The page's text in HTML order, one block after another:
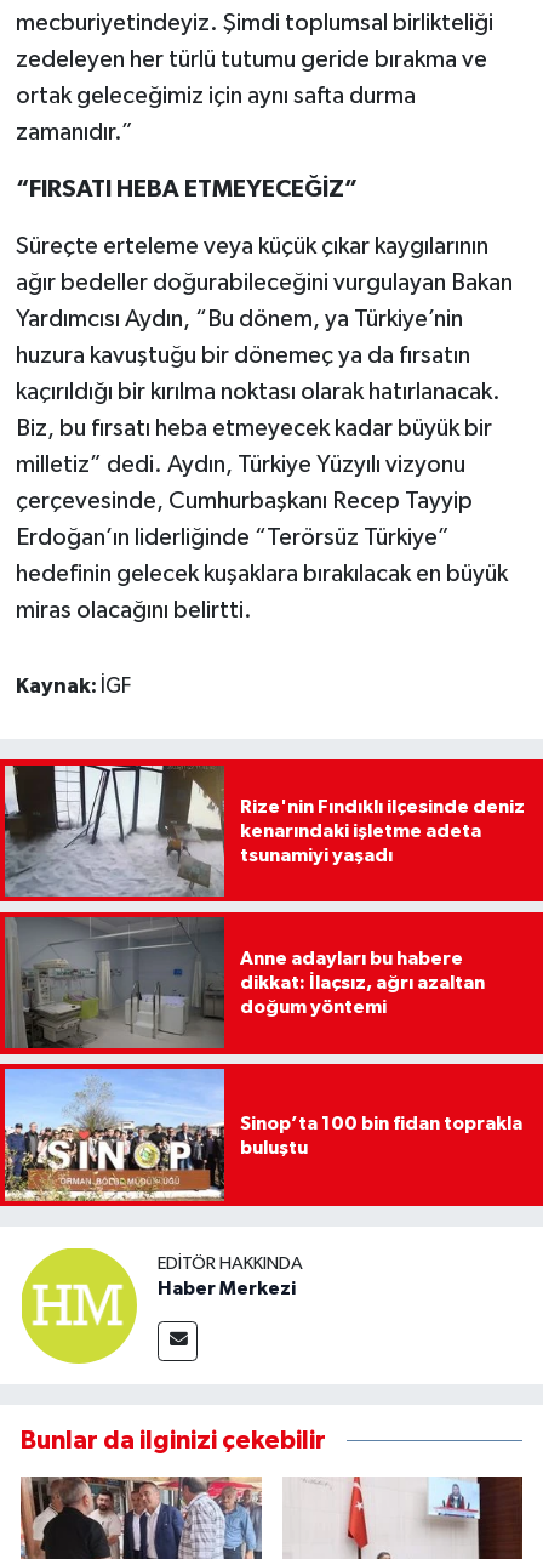
mecburiyetindeyiz. Şimdi toplumsal birlikteliği
zedeleyen her türlü tutumu geride bırakma ve
ortak geleceğimiz için aynı safta durma
zamanıdır.”
“FIRSATI HEBA ETMEYECEĞİZ”
Süreçte erteleme veya küçük çıkar kaygılarının
ağır bedeller doğurabileceğini vurgulayan Bakan
Yardımcısı Aydın, “Bu dönem, ya Türkiye’nin
huzura kavuştuğu bir dönemeç ya da fırsatın
kaçırıldığı bir kırılma noktası olarak hatırlanacak.
Biz, bu fırsatı heba etmeyecek kadar büyük bir
milletiz” dedi. Aydın, Türkiye Yüzyılı vizyonu
çerçevesinde, Cumhurbaşkanı Recep Tayyip
Erdoğan’ın liderliğinde “Terörsüz Türkiye”
hedefinin gelecek kuşaklara bırakılacak en büyük
miras olacağını belirtti.
Kaynak: İGF
Rize'nin Fındıklı ilçesinde deniz
kenarındaki işletme adeta
tsunamiyi yaşadı
Anne adayları bu habere
dikkat: İlaçsız, ağrı azaltan
doğum yöntemi
Sinop’ta 100 bin fidan toprakla
buluştu
EDITÖR HAKKINDA
Haber Merkezi
Bunlar da ilginizi çekebilir